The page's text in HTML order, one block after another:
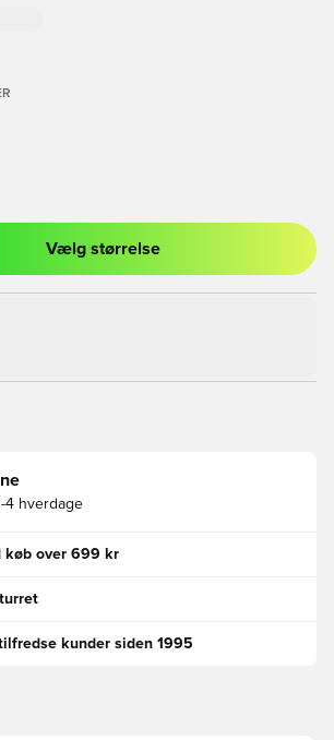
at logge ind eller tilmelde dig som medlem
Vælg størrelse
4 hverdage
køb over 699 kr
kunder siden 1995